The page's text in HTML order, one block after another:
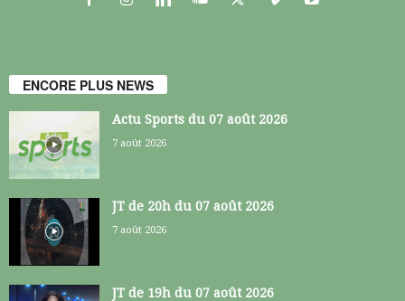
ENCORE PLUS NEWS
Actu Sports du 07 août 2026
7 août 2026
JT de 20h du 07 août 2026
7 août 2026
JT de 19h du 07 août 2026